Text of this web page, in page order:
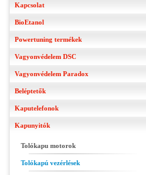
Kapcsolat
BioEtanol
Powertuning termékek
Vagyonvédelem DSC
Vagyonvédelem Paradox
Beléptetők
Kaputelefonok
Kapunyitók
Tolókapu motorok
Tolókapú vezérlések